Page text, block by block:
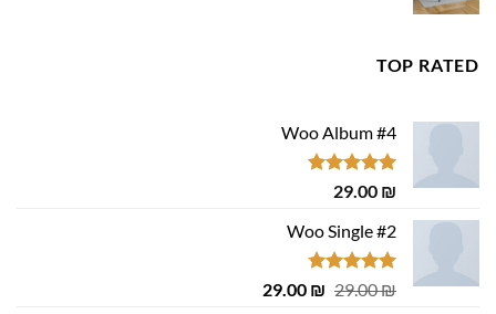
TOP RATED
Woo Album #4
דורג5.00
29.00 ₪
Woo Single #2
דורג4.75
29.00₪
המחיר
29.00 ₪
המחיר